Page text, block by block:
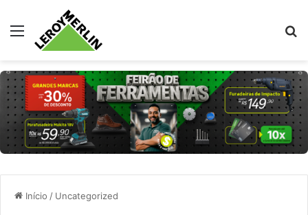
Menu
Início / Uncategorized